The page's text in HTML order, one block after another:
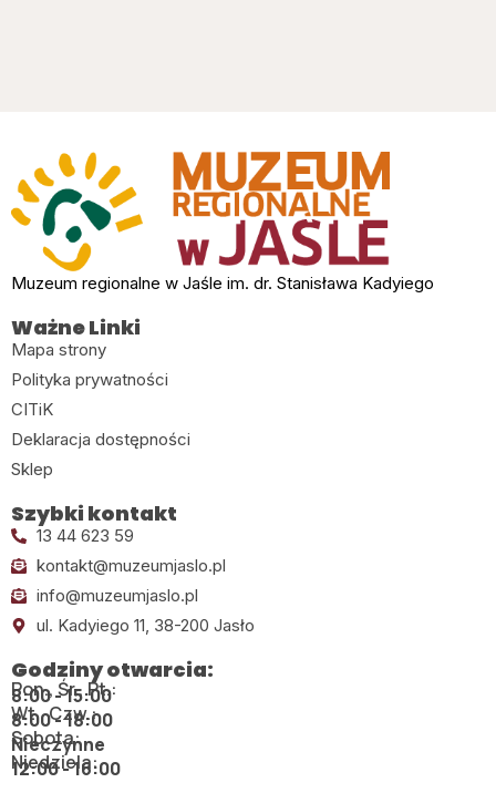
Muzeum regionalne w Jaśle im. dr. Stanisława Kadyiego
Ważne Linki
Mapa strony
Polityka prywatności
CITiK
Deklaracja dostępności
Sklep
Szybki kontakt
13 44 623 59
kontakt@muzeumjaslo.pl
info@muzeumjaslo.pl
ul. Kadyiego 11, 38-200 Jasło
Godziny otwarcia:
Pon., Śr., Pt.:
8:00 - 15:00
Wt., Czw.:
8:00 - 18:00
Sobota:
Nieczynne
Niedziela:
12:00 - 16:00